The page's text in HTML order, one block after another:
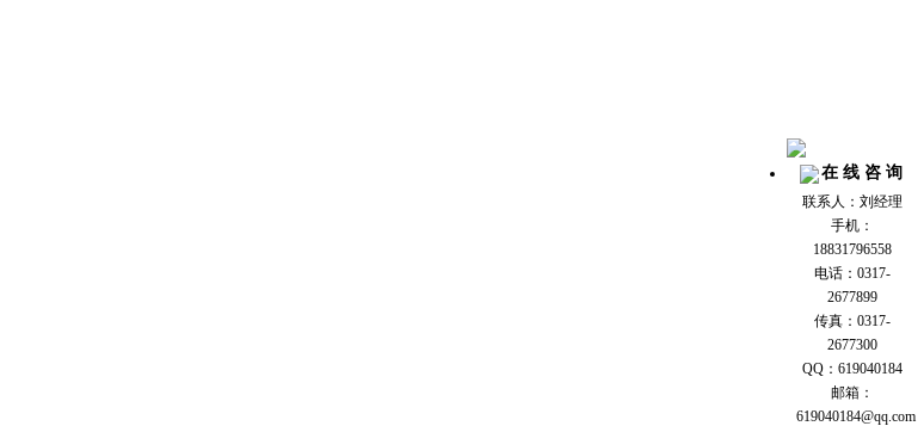
在 线 咨 询
联系人：刘经理
手机：
18831796558
电话：0317-
2677899
传真：0317-
2677300
QQ：619040184
邮箱：
619040184@qq.com